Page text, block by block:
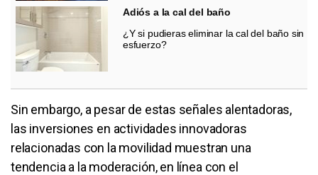
Adiós a la cal del baño
¿Y si pudieras eliminar la cal del baño sin
esfuerzo?
Sin embargo, a pesar de estas señales alentadoras,
las inversiones en actividades innovadoras
relacionadas con la movilidad muestran una
tendencia a la moderación, en línea con el